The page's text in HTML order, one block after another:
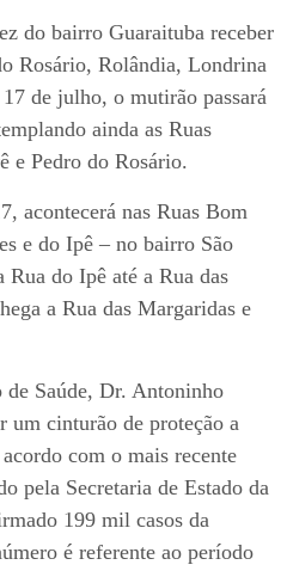
do bairro Guaraituba receber
Rosário, Rolândia, Londrina
de julho, o mutirão passará
ainda as Ruas
e Pedro do Rosário.
acontecerá nas Ruas Bom
e do Ipê – no bairro São
do Ipê até a Rua das
a Rua das Margaridas e
de Saúde, Dr. Antoninho
um cinturão de proteção a
com o mais recente
pela Secretaria de Estado da
199 mil casos da
é referente ao período